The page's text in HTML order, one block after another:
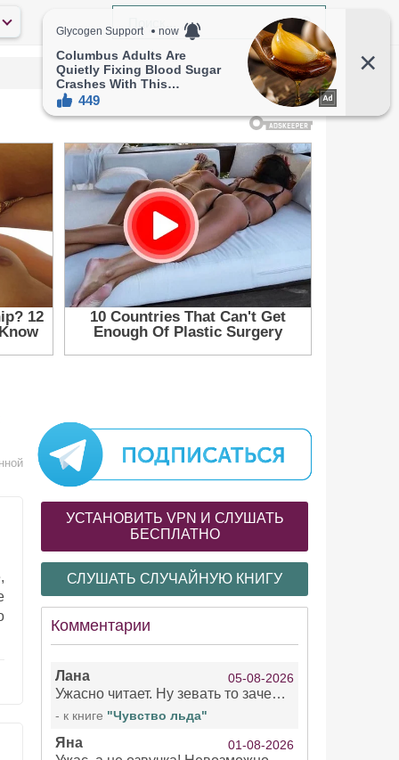
УСТАНОВИТЬ VPN И СЛУШАТЬ
БЕСПЛАТНО
СЛУШАТЬ СЛУЧАЙНУЮ КНИГУ
Комментарии
Лана 05-08-2026
Ужасно читает. Ну зевать то зачем. Уже не говорю, что ударения ставит, как хочет.
- к книге "Чувство льда"
Яна 01-08-2026